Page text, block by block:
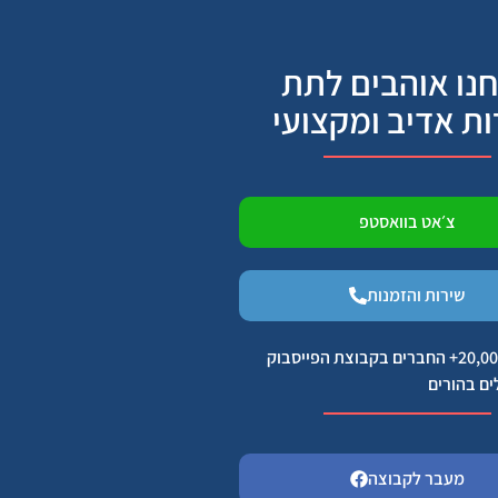
אוהבים לתת
אדיב ומקצועי
צ׳אט בוואסטפ
שירות והזמנות
הצטרפו ל 20,000+ החברים בקבוצת הפייסבוק
בהורים
מעבר לקבוצה